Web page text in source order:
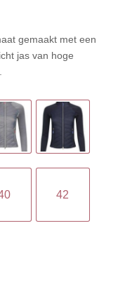
gemaakt met een
jas van hoge
42